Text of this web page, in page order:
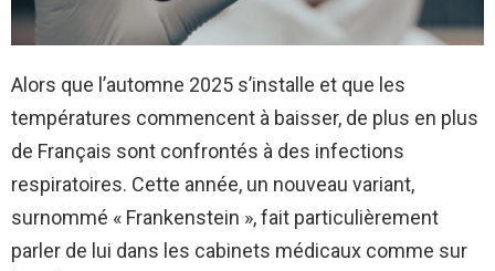
Alors que l’automne 2025 s’installe et que les
températures commencent à baisser, de plus en plus
de Français sont confrontés à des infections
respiratoires. Cette année, un nouveau variant,
surnommé « Frankenstein », fait particulièrement
parler de lui dans les cabinets médicaux comme sur